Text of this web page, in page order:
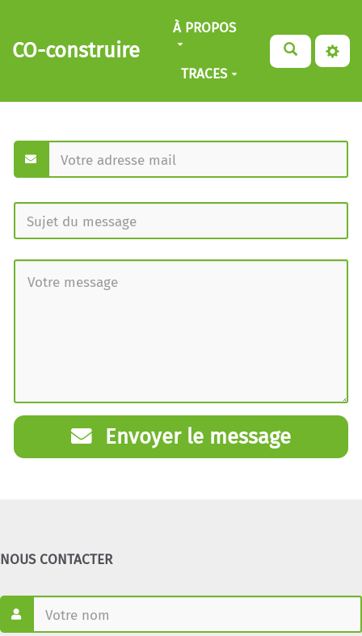
Aller au contenu principal
CO-construire
À PROPOS
TRACES
Envoyer le message
NOUS CONTACTER